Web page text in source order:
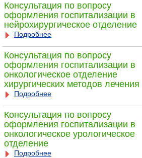
Консультация по вопросу
оформления госпитализации в
нейрохирургическое отделение
Подробнее
Консультация по вопросу
оформления госпитализации в
онкологическое отделение
хирургических методов лечения
Подробнее
Консультация по вопросу
оформления госпитализации в
онкологическое урологическое
отделение
Подробнее